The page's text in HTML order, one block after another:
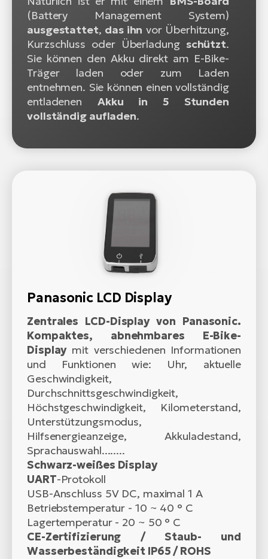
(Battery Management System)
ausgestattet, das ihn vor Überhitzung,
Kurzschluss oder Überladung schützt.
Sie können den Akku direkt am E-Bike-
Träger laden oder zum Laden
entnehmen. Sie können einen vollständig
entladenen Akku in 5 Stunden
vollständig aufladen.
Panasonic LCD Display
Zentrales LCD-Display von Panasonic.
Kompaktes, abnehmbares E-Bike-
Displaymit verschiedenen Informationen
und Funktionen wie: Uhr, aktuelle
Geschwindigkeit,
Durchschnittsgeschwindigkeit,
Höchstgeschwindigkeit, Kilometerstand,
Unterstützungsmodus,
Hilfsenergieanzeige, Akkuladestand,
Sprachauswahl........
Schwarz-weißes Display
UART-Protokoll
USB-Anschluss 5V DC, maximal 1 A
Betriebstemperatur - 10 ~ 40 ° C
Lagertemperatur - 20 ~ 50 ° C
CE-Zertifizierung / Staub- und
Wasserbeständigkeit IP65 / ROHS